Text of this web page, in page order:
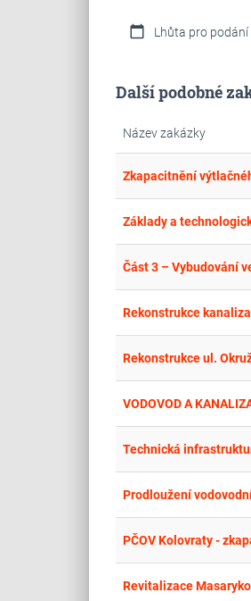
calendar_today Lhůta pro podání
Další podobné
Název zakázky
Zkapacitnění
Základy a
Část 3 – Vybudování
Rekonstrukce
VODOVOD A
Technická
Prodloužení
PČOV Kolovraty -
Revitalizace